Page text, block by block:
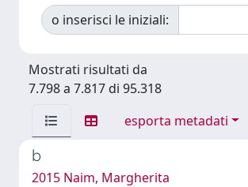
o inserisci le iniziali:
Mostrati risultati da
7.798 a 7.817 di 95.318
esporta metadati
b
2015 Naim, Margherita